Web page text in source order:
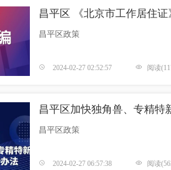
昌平区 《北京市工作居住
昌平区政策
2024-02-27 02:52:57 阅读
昌平区加快独角兽、专精特
昌平区政策
2024-02-27 06:57:38 阅读